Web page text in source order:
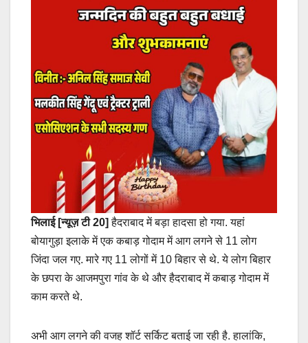
भिलाई [न्यूज़ टी 20]हैदराबाद में बड़ा हादसा हो गया. यहां
बोयागुड़ा इलाके में एक कबाड़ गोदाम में आग लगने से 11 लोग
जिंदा जल गए. मारे गए 11 लोगों में 10 बिहार से थे. ये लोग बिहार
के छपरा के आजमपुरा गांव के थे और हैदराबाद में कबाड़ गोदाम में
काम करते थे.
अभी आग लगने की वजह शॉर्ट सर्किट बताई जा रही है. हालांकि,